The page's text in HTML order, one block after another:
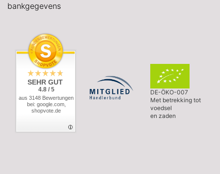
bankgegevens
SEHR GUT
4.8 / 5
aus 3148 Bewertungen
bei: google.com,
shopvote.de
DE-ÖKO-007
Met betrekking tot
voedsel
en zaden